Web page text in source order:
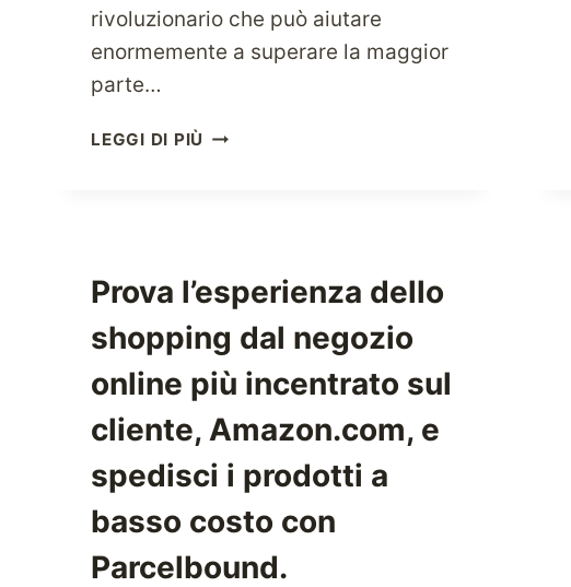
rivoluzionario che può aiutare
enormemente a superare la maggior
parte…
LEGGI DI PIÙ FAI
LIVELLO
CON
SERVIZI
DI
SPEDIZIONE
PACCHI
Prova l’esperienza dello
shopping dal negozio
online più incentrato sul
cliente, Amazon.com, e
spedisci i prodotti a
basso costo con
Parcelbound.